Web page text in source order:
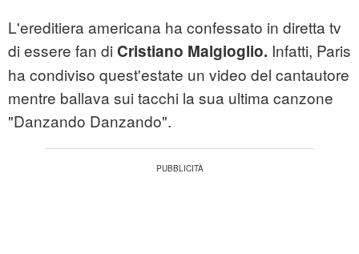
L'ereditiera americana ha confessato in diretta tv
di essere fan di Cristiano Malgioglio. Infatti, Paris
ha condiviso quest'estate un video del cantautore
mentre ballava sui tacchi la sua ultima canzone
"Danzando Danzando".